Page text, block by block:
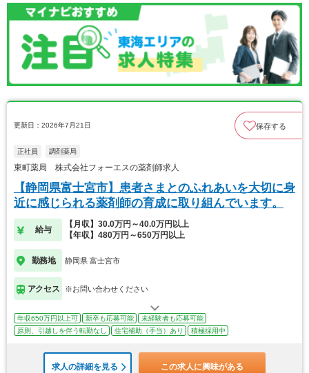
更新日：2026年7月21日 保存する
正社員 調剤薬局
東町薬局 株式会社フォーエスの薬剤師求人
【静岡県富士宮市】患者さまとのふれあいを大切に身
近に感じられる薬剤師の育成に取り組んでいます。
給与
【月収】30.0万円～40.0万円以上
【年収】480万円～650万円以上
勤務地 静岡県 富士宮市
アクセス ※お問い合わせください
年収650万円以上可 新卒も応募可能
未経験者も応募可能
原則、引越しを伴う転勤なし
住宅補助（手当）あり 積極採用中
求人の詳細を見る この求人に興味がある